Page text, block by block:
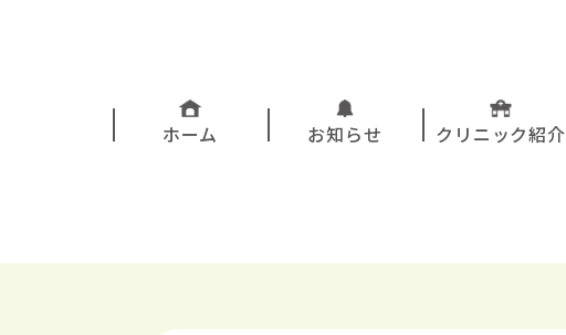
ホーム お知らせ クリニック紹介